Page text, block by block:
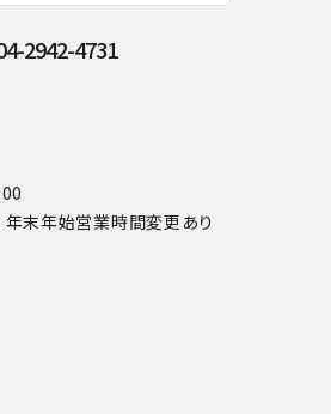
2942-4731
末年始営業時間変更あり